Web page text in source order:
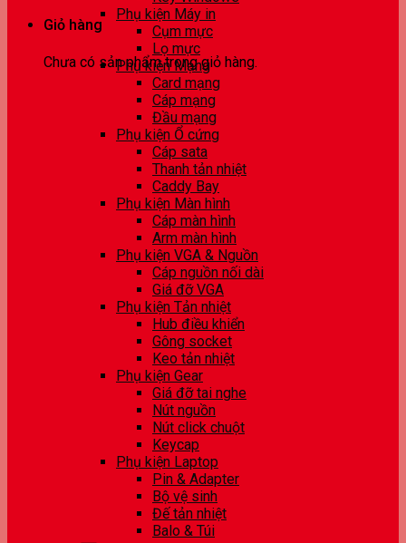
Giỏ hàng
Chưa có sản phẩm trong giỏ hàng.
Phụ kiện Máy in
Cụm mực
Lọ mực
Phụ kiện Mạng
Card mạng
Cáp mạng
Đầu mạng
Phụ kiện Ổ cứng
Cáp sata
Thanh tản nhiệt
Caddy Bay
Phụ kiện Màn hình
Cáp màn hình
Arm màn hình
Phụ kiện VGA & Nguồn
Cáp nguồn nối dài
Giá đỡ VGA
Phụ kiện Tản nhiệt
Hub điều khiển
Gông socket
Keo tản nhiệt
Phụ kiện Gear
Giá đỡ tai nghe
Nút nguồn
Nút click chuột
Keycap
Phụ kiện Laptop
Pin & Adapter
Bộ vệ sinh
Đế tản nhiệt
Balo & Túi